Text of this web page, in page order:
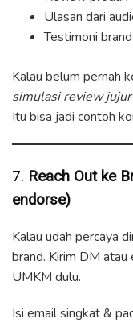
Ulasan dari
Testimoni
Kalau belum pernah
simulasi review jujur
Itu bisa jadi contoh
7. Reach Out ke
endorse)
Kalau udah percaya
brand. Kirim DM
UMKM dulu.
Isi email singkat &